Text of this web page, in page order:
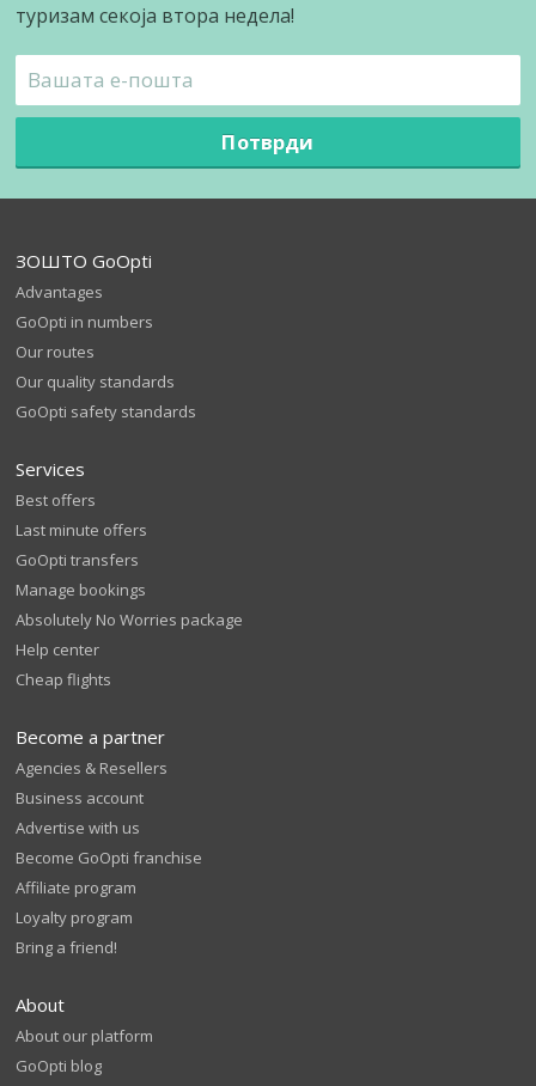
туризам секоја втора недела!
Потврди
ЗОШТО GoOpti
Advantages
GoOpti in numbers
Our routes
Our quality standards
GoOpti safety standards
Services
Best offers
Last minute offers
GoOpti transfers
Manage bookings
Absolutely No Worries package
Help center
Cheap flights
Become a partner
Agencies & Resellers
Business account
Advertise with us
Become GoOpti franchise
Affiliate program
Loyalty program
Bring a friend!
About
About our platform
GoOpti blog